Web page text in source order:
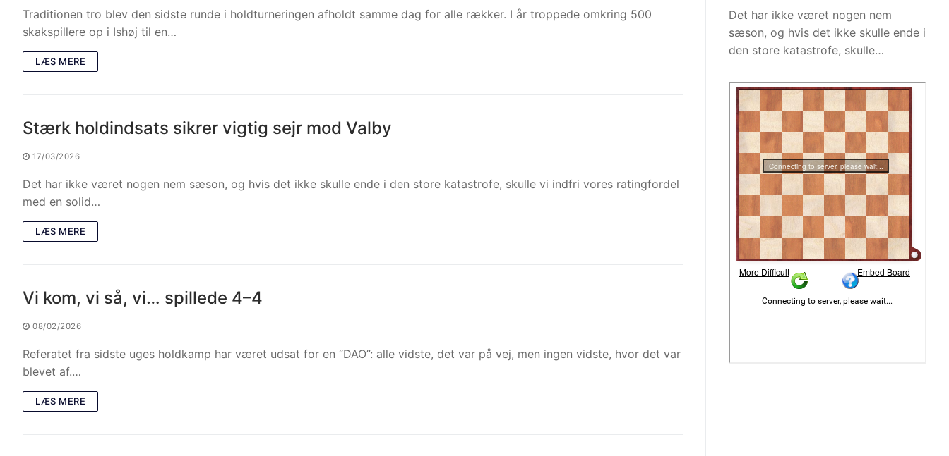
Traditionen tro blev den sidste runde i holdturneringen afholdt samme dag for alle rækker. I år troppede omkring 500
skakspillere op i Ishøj til en…
LÆS MERE
Stærk holdindsats sikrer vigtig sejr mod Valby
17/03/2026
Det har ikke været nogen nem sæson, og hvis det ikke skulle ende i den store katastrofe, skulle vi indfri vores ratingfordel
med en solid…
LÆS MERE
Vi kom, vi så, vi… spillede 4–4
08/02/2026
Referatet fra sidste uges holdkamp har været udsat for en “DAO”: alle vidste, det var på vej, men ingen vidste, hvor det var
blevet af.…
LÆS MERE
Det har ikke været nogen nem
sæson, og hvis det ikke skulle ende i
den store katastrofe, skulle…